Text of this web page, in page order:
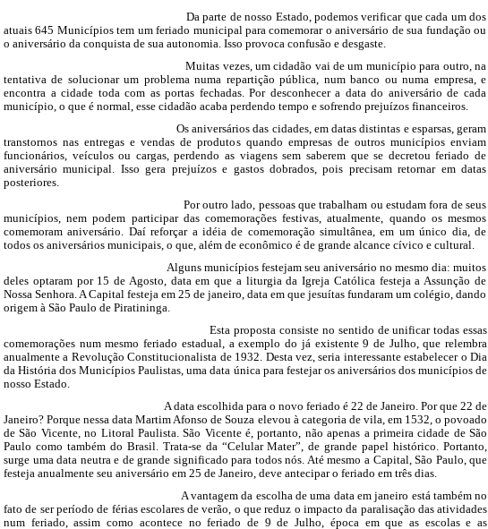
Da parte de nosso Estado, podemos verificar que cada um dos
atuais 645 Municípios tem um feriado municipal para comemorar o aniversário de sua fundação ou
o aniversário da conquista de sua autonomia. Isso provoca confusão e desgaste.
Muitas vezes, um cidadão vai de um município para outro, na
tentativa de solucionar um problema numa repartição pública, num banco ou numa empresa, e
encontra a cidade toda com as portas fechadas. Por desconhecer a data do aniversário de cada
município, o que é normal, esse cidadão acaba perdendo tempo e sofrendo prejuízos financeiros.
Os aniversários das cidades, em datas distintas e esparsas, geram
transtornos nas entregas e vendas de produtos quando empresas de outros municípios enviam
funcionários, veículos ou cargas, perdendo as viagens sem saberem que se decretou feriado de
aniversário municipal. Isso gera prejuízos e gastos dobrados, pois precisam retornar em datas
posteriores.
Por outro lado, pessoas que trabalham ou estudam fora de seus
municípios, nem podem participar das comemorações festivas, atualmente, quando os mesmos
comemoram aniversário. Daí reforçar a idéia de comemoração simultânea, em um único dia, de
todos os aniversários municipais, o que, além de econômico é de grande alcance cívico e cultural.
Alguns municípios festejam seu aniversário no mesmo dia: muitos
deles optaram por 15 de Agosto, data em que a liturgia da Igreja Católica festeja a Assunção de
Nossa Senhora. A Capital festeja em 25 de janeiro, data em que jesuítas fundaram um colégio, dando
origem à São Paulo de Piratininga.
Esta proposta consiste no sentido de unificar todas essas
comemorações num mesmo feriado estadual, a exemplo do já existente 9 de Julho, que relembra
anualmente a Revolução Constitucionalista de 1932. Desta vez, seria interessante estabelecer o Dia
da História dos Municípios Paulistas, uma data única para festejar os aniversários dos municípios de
nosso Estado.
A data escolhida para o novo feriado é 22 de Janeiro. Por que 22 de
Janeiro? Porque nessa data Martim Afonso de Souza elevou à categoria de vila, em 1532, o povoado
de São Vicente, no Litoral Paulista. São Vicente é, portanto, não apenas a primeira cidade de São
Paulo como também do Brasil. Trata-se da “Celular Mater”, de grande papel histórico. Portanto,
surge uma data neutra e de grande significado para todos nós. Até mesmo a Capital, São Paulo, que
festeja anualmente seu aniversário em 25 de Janeiro, deve antecipar o feriado em três dias.
A vantagem da escolha de uma data em janeiro está também no
fato de ser período de férias escolares de verão, o que reduz o impacto da paralisação das atividades
num feriado, assim como acontece no feriado de 9 de Julho, época em que as escolas e as